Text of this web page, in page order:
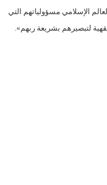
الإسلامي مسؤولياتهم التي
لتبصيرهم بشريعة ربهم».